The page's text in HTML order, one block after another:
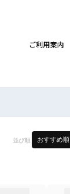
ご利用案内
並び順 おすすめ順